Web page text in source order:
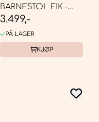
BARNESTOL EIK -
NATUR
3.499,-
PÅ LAGER
KJØP